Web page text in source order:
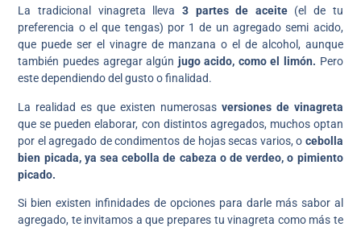
La tradicional vinagreta lleva 3 partes de aceite(el de tu
preferencia o el que tengas) por 1 de un agregado semi acido,
que puede ser el vinagre de manzana o el de alcohol, aunque
también puedes agregar algún jugo acido, como el limón. Pero
este dependiendo del gusto o finalidad.
La realidad es que existen numerosas versiones de vinagreta
que se pueden elaborar, con distintos agregados, muchos optan
por el agregado de condimentos de hojas secas varios, o cebolla
bien picada, ya sea cebolla de cabeza o de verdeo, o pimiento
picado.
Si bien existen infinidades de opciones para darle más sabor al
agregado, te invitamos a que prepares tu vinagreta como más te